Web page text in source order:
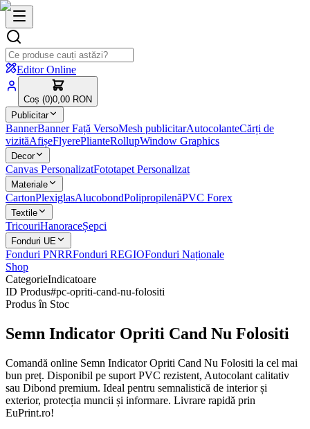
Editor Online
Coș (0)0,00 RON
Publicitar
BannerBanner Față VersoMesh publicitarAutocolanteCărți de
vizităAfișeFlyerePlianteRollupWindow Graphics
Decor
Canvas PersonalizatFototapet Personalizat
Materiale
CartonPlexiglasAlucobondPolipropilenăPVC Forex
Textile
TricouriHanoraceȘepci
Fonduri UE
Fonduri PNRRFonduri REGIOFonduri Naționale
Shop
CategorieIndicatoare
ID Produs#pc-opriti-cand-nu-folositi
Produs în Stoc
Semn Indicator Opriti Cand Nu Folositi
Comandă online Semn Indicator Opriti Cand Nu Folositi la cel mai
bun preț. Disponibil pe suport PVC rezistent, Autocolant calitativ
sau Dibond premium. Ideal pentru semnalistică de interior și
exterior, protecția muncii și informare. Livrare rapidă prin
EuPrint.ro!